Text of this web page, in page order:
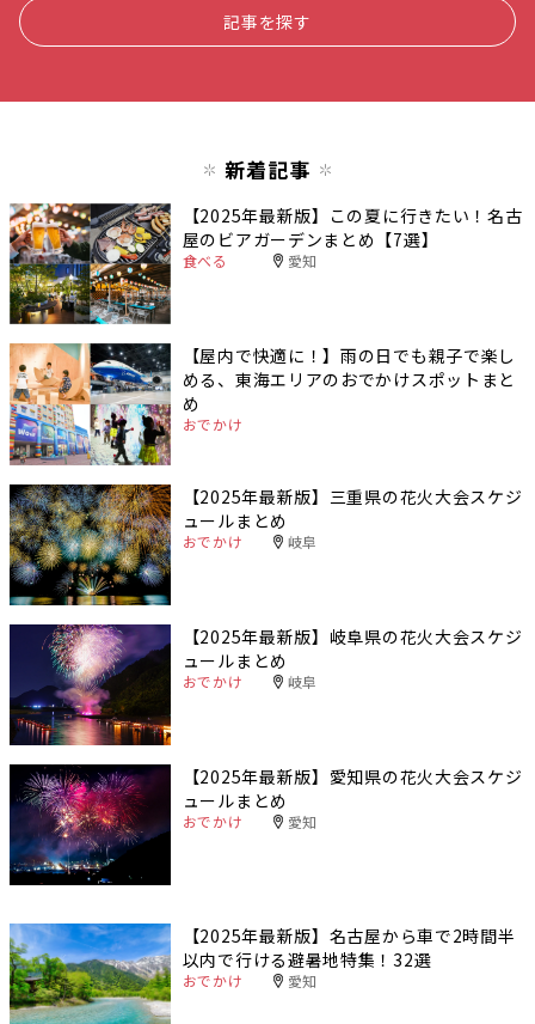
記事を探す
新着記事
【2025年最新版】この夏に行きたい！名古
屋のビアガーデンまとめ【7選】
食べる 愛知
【屋内で快適に！】雨の日でも親子で楽し
める、東海エリアのおでかけスポットまと
め
おでかけ
【2025年最新版】三重県の花火大会スケジ
ュールまとめ
おでかけ 岐阜
【2025年最新版】岐阜県の花火大会スケジ
ュールまとめ
おでかけ 岐阜
【2025年最新版】愛知県の花火大会スケジ
ュールまとめ
おでかけ 愛知
【2025年最新版】名古屋から車で2時間半
以内で行ける避暑地特集！32選
おでかけ 愛知